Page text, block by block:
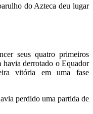
do Azteca deu lugar
seus quatro primeiros
havia derrotado o Equador
vitória em uma fase
perdido uma partida de